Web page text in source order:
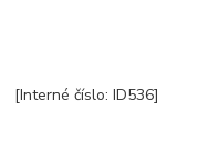
[Interné číslo: ID536]